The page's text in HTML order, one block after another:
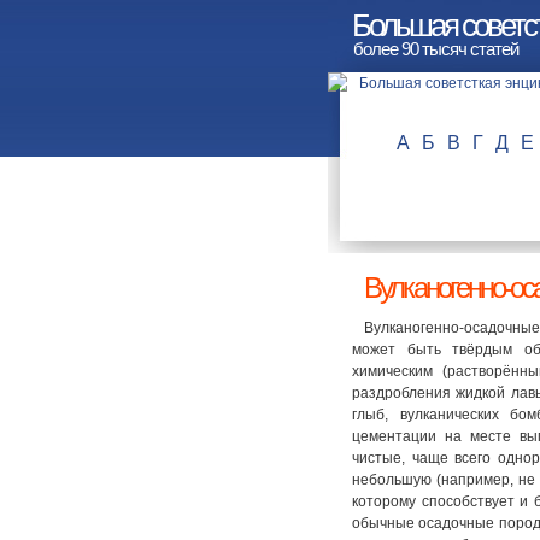
Большая
более 90 тысяч статей
А Б В Г Д Е
Вулканогенно-
Вулканогенно-
может быть твёрдым
химическим
раздробления жидкой
глыб, вулканических
цементации на месте
чистые, чаще всего
небольшую (например, не
которому способствует
обычные осадочные